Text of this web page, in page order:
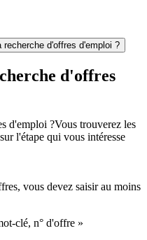
recherche d'offres d'emploi ?
d'offres
d'emploi ?Vous trouverez les
l'étape qui vous intéresse
vous devez saisir au moins
clé, n° d'offre »